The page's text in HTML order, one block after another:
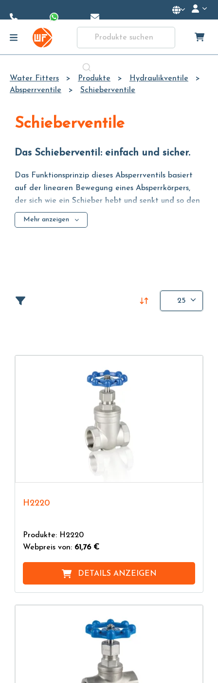
Content
Water Fitters Produkte
Hydraulikventile
Absperrventile
Schieberventile
Schieberventile
Das Schieberventil: einfach und sicher.
Das Funktionsprinzip dieses Absperrventils basiert
auf der linearen Bewegung eines Absperrkörpers,
der sich wie ein Schieber hebt und senkt und so den
Durchfluss von Wasser oder Flüssigkeit ermöglicht
oder verhindert. Dieser Ventiltyp wird verwendet,
Wasserversorgungssystemen. Die Flanschausführung
erleichtert den Einbau in die Anlagen und ist sehr
Mehr anzeigen
25
H2220
Produkte: H2220
Webpreis von: 61,76 €
DETAILS ANZEIGEN